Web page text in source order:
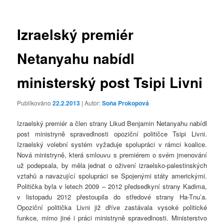
Izraelský premiér
Netanyahu nabídl
ministerský post Tsipi Livni
Publikováno22.2.2013 | Autor:Soňa Prokopová
Izraelský premiér a člen strany Likud Benjamin Netanyahu nabídl
post ministryně spravedlnosti opoziční političce Tsipi Livni.
Izraelský volební systém vyžaduje spolupráci v rámci koalice.
Nová ministryně, která smlouvu s premiérem o svém jmenování
už podepsala, by měla jednat o oživení izraelsko-palestinských
vztahů a navazující spolupráci se Spojenými státy americkými.
Politička byla v letech 2009 – 2012 předsedkyní strany Kadima,
v listopadu 2012 přestoupila do středové strany Ha-Tnu’a.
Opoziční politička Livni již dříve zastávala vysoké politické
funkce, mimo jiné i práci ministryně spravedlnosti. Ministerstvo